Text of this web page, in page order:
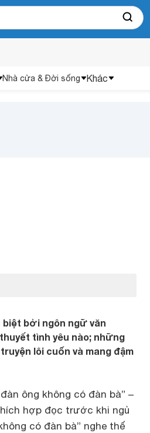
Nhà cửa & Đời sống Khác
bởi ngôn ngữ văn
tình yêu nào; những
lôi cuốn và mang đậm
ông không có đàn bà” –
hợp đọc trước khi ngủ
có đàn bà” nghe thế